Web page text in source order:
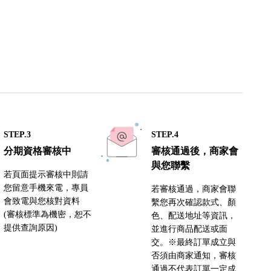
STEP.3
分期資格審核中
若頁面提示審核中則請
您留意手機來電，專員
會致電與您核對資料
(審核標準為機密，恕不
提供查詢原因)
STEP.4
審核通過後，商家會
與您聯繫
若審核通過，商家會聯
繫您再次確認款式、顏
色、配送地址等資訊，
並進行商品配送或面
交。※最終訂單成立與
否須由商家通知，審核
通過不代表訂單一定成